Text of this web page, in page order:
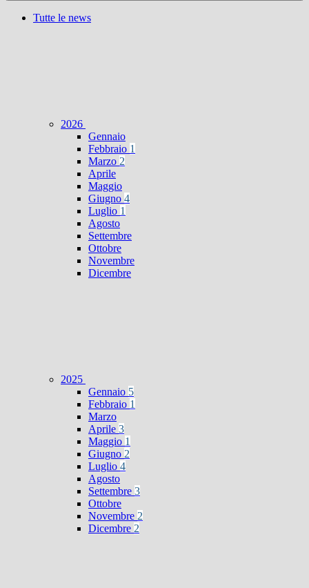
Tutte le news
2026
Gennaio
Febbraio 1
Marzo 2
Aprile
Maggio
Giugno 4
Luglio 1
Agosto
Settembre
Ottobre
Novembre
Dicembre
2025
Gennaio 5
Febbraio 1
Marzo
Aprile 3
Maggio 1
Giugno 2
Luglio 4
Agosto
Settembre 3
Ottobre
Novembre 2
Dicembre 2